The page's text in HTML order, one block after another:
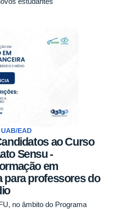
EAD
ao Curso
Sensu -
em
para professores do
no âmbito do Programa